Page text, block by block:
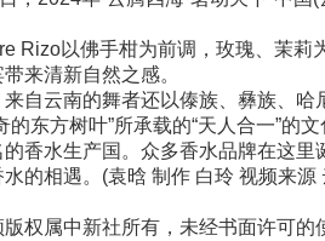
以佛手柑为前调，玫瑰、茉莉
来清新自然之感。
云南的舞者还以傣族、彝族、哈
东方树叶”所承载的“天人合一”的文
水生产国。众多香水品牌在这里
的相遇。(袁晗 制作 白玲 视频来源
权属中新社所有，未经书面许可的